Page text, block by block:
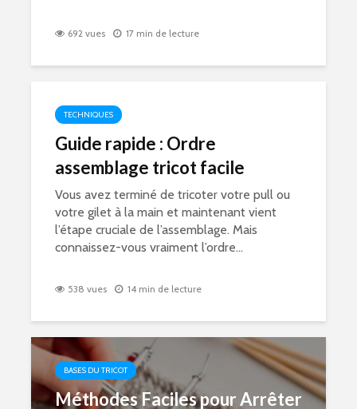
692 vues 17 min de lecture
TECHNIQUES
Guide rapide : Ordre
assemblage tricot facile
Vous avez terminé de tricoter votre pull ou
votre gilet à la main et maintenant vient
l’étape cruciale de l’assemblage. Mais
connaissez-vous vraiment l’ordre...
538 vues 14 min de lecture
BASES DU TRICOT
Méthodes Faciles pour Arrêter